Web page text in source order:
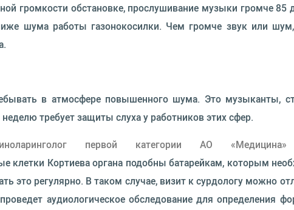
громкости обстановке, прослушивание музыки громче 85
шума работы газонокосилки. Чем громче звук или
в атмосфере повышенного шума. Это музыканты,
требует защиты слуха у работников этих сфер.
первой категории АО
клетки Кортиева органа подобны батарейкам, которым
это регулярно. В таком случае, визит к сурдологу можно
аудиологическое обследование для определения